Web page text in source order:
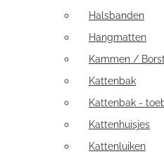
Halsbanden
Hangmatten
Kammen /
Kattenbak
Kattenbak -
Kattenhuisjes
Kattenluiken